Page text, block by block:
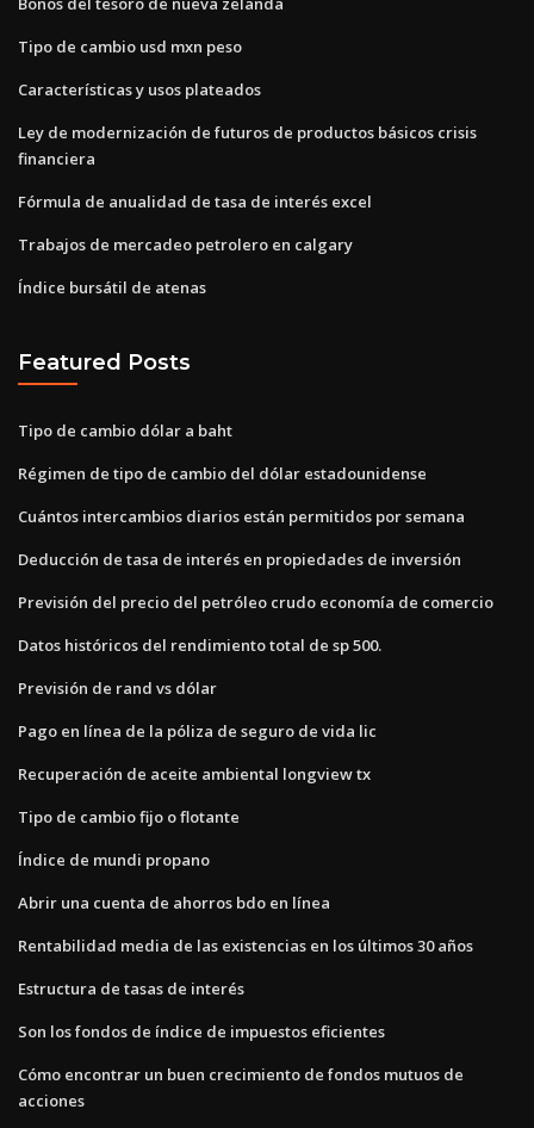
Tipo de cambio usd mxn peso
Características y usos plateados
Ley de modernización de futuros de productos básicos crisis
financiera
Fórmula de anualidad de tasa de interés excel
Trabajos de mercadeo petrolero en calgary
Índice bursátil de atenas
Featured Posts
Tipo de cambio dólar a baht
Régimen de tipo de cambio del dólar estadounidense
Cuántos intercambios diarios están permitidos por semana
Deducción de tasa de interés en propiedades de inversión
Previsión del precio del petróleo crudo economía de comercio
Datos históricos del rendimiento total de sp 500.
Previsión de rand vs dólar
Pago en línea de la póliza de seguro de vida lic
Recuperación de aceite ambiental longview tx
Tipo de cambio fijo o flotante
Índice de mundi propano
Abrir una cuenta de ahorros bdo en línea
Rentabilidad media de las existencias en los últimos 30 años
Estructura de tasas de interés
Son los fondos de índice de impuestos eficientes
Cómo encontrar un buen crecimiento de fondos mutuos de
acciones